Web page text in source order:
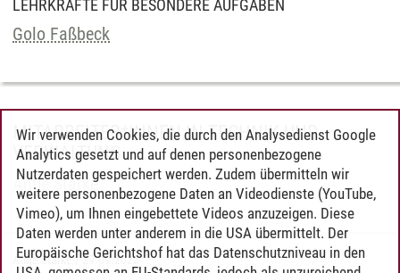
LEHRKRÄFTE FÜR BESONDERE AUFGABEN
Golo Faßbeck
MITARBEITER*INNEN IN TECHNIK UND
VERWALTUNG
Antje Starke
Antje Starke/29.09.2023
Wir verwenden Cookies, die durch den Analysedienst Google
Analytics gesetzt und auf denen personenbezogene
Nutzerdaten gespeichert werden. Zudem übermitteln wir
weitere personenbezogene Daten an Videodienste (YouTube,
Vimeo), um Ihnen eingebettete Videos anzuzeigen. Diese
Daten werden unter anderem in die USA übermittelt. Der
Europäische Gerichtshof hat das Datenschutzniveau in den